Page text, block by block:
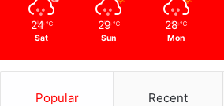
24 ℃
Sat
29 ℃
Sun
28 ℃
Mon
Popular Recent